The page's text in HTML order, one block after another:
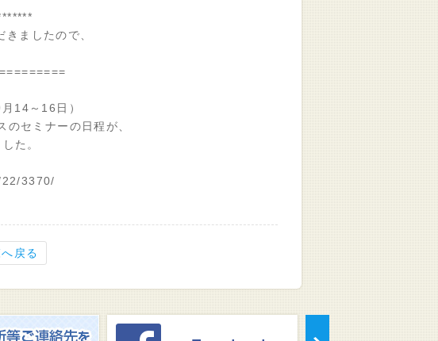
ましたので、
14～16日）
セミナーの日程が、
た。
3370/
戻る